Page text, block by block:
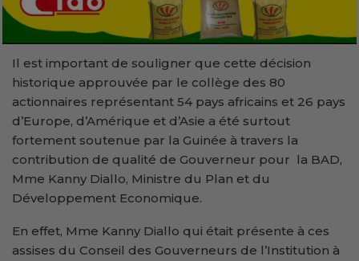
Il est important de souligner que cette décision
historique approuvée par le collège des 80
actionnaires représentant 54 pays africains et 26 pays
d’Europe, d’Amérique et d’Asie a été surtout
fortement soutenue par la Guinée à travers la
contribution de qualité de Gouverneur pour la BAD,
Mme Kanny Diallo, Ministre du Plan et du
Développement Economique.
En effet, Mme Kanny Diallo qui était présente à ces
assises du Conseil des Gouverneurs de l’Institution à